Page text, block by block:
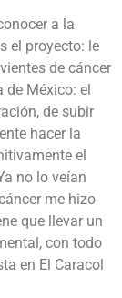
a la
el proyecto: le
de cáncer
México: el
de subir
hacer la
el
no lo veían
me hizo
que llevar un
con todo
en El Caracol